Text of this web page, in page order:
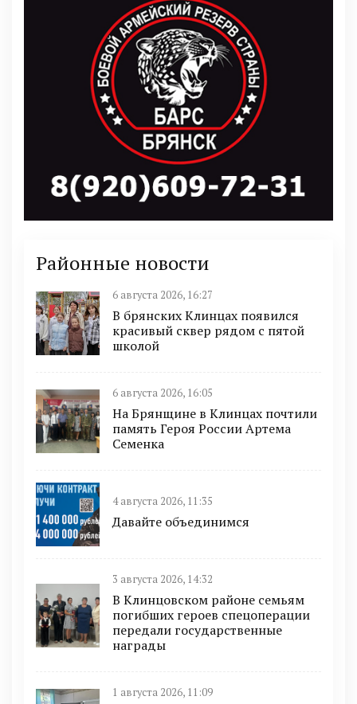
Районные новости
6 августа 2026, 16:27
В брянских Клинцах появился
красивый сквер рядом с пятой
школой
6 августа 2026, 16:05
На Брянщине в Клинцах почтили
память Героя России Артема
Семенка
4 августа 2026, 11:35
Давайте объединимся
3 августа 2026, 14:32
В Клинцовском районе семьям
погибших героев спецоперации
передали государственные
награды
1 августа 2026, 11:09